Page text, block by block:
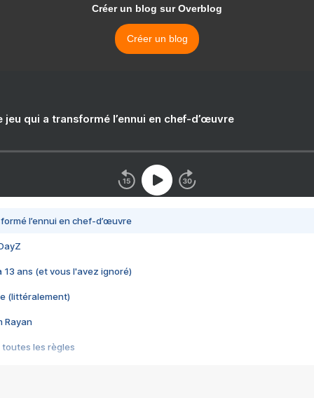
Créer un blog sur Overblog
Créer un blog
jeu qui a transformé l’ennui en chef-d’œuvre
l’ennui en chef-d’œuvre
13 ans (et vous l'avez ignoré)
(littéralement)
Rayan
toutes les règles